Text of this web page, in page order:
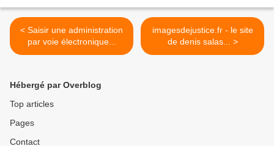
< Saisir une administration
par voie électronique...
imagesdejustice.fr - le site
de denis salas... >
Hébergé par Overblog
Top articles
Pages
Contact